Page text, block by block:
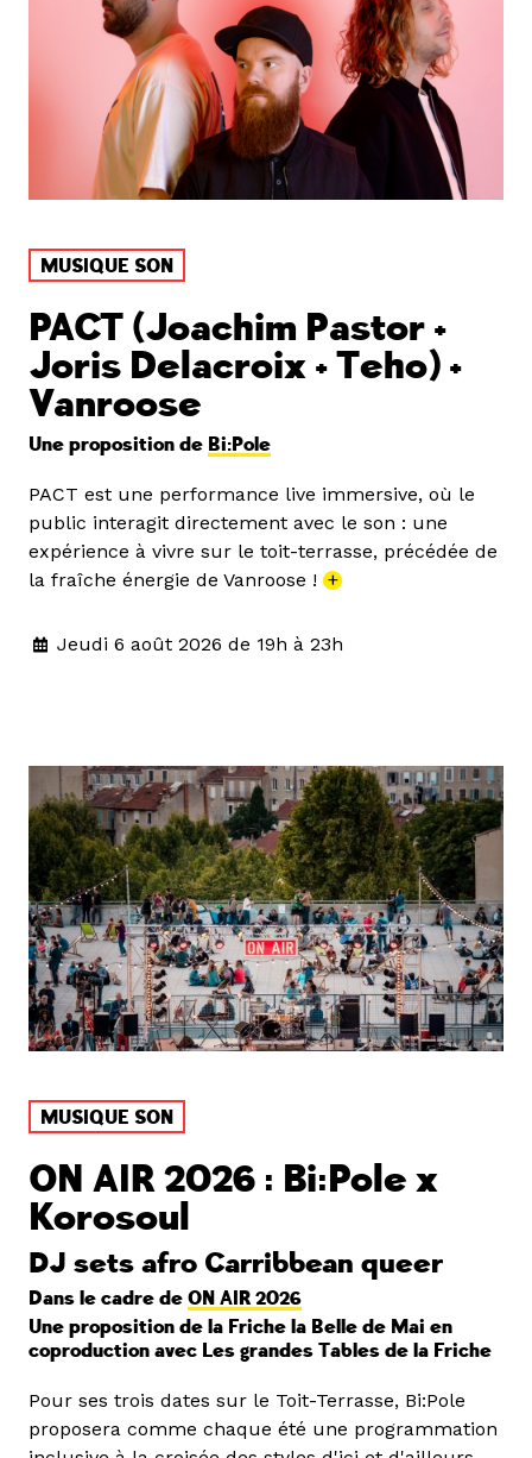
MUSIQUE SON
PACT (Joachim Pastor +
Joris Delacroix + Teho) +
Vanroose
Une proposition de Bi:Pole
PACT est une performance live immersive, où le
public interagit directement avec le son : une
expérience à vivre sur le toit-terrasse, précédée de
la fraîche énergie de Vanroose ! +
Jeudi 6 août 2026 de 19h à 23h
MUSIQUE SON
ON AIR 2026 : Bi:Pole x
Korosoul
DJ sets afro Carribbean queer
Dans le cadre de ON AIR 2026
Une proposition de la Friche la Belle de Mai en
coproduction avec Les grandes Tables de la Friche
Pour ses trois dates sur le Toit-Terrasse, Bi:Pole
proposera comme chaque été une programmation